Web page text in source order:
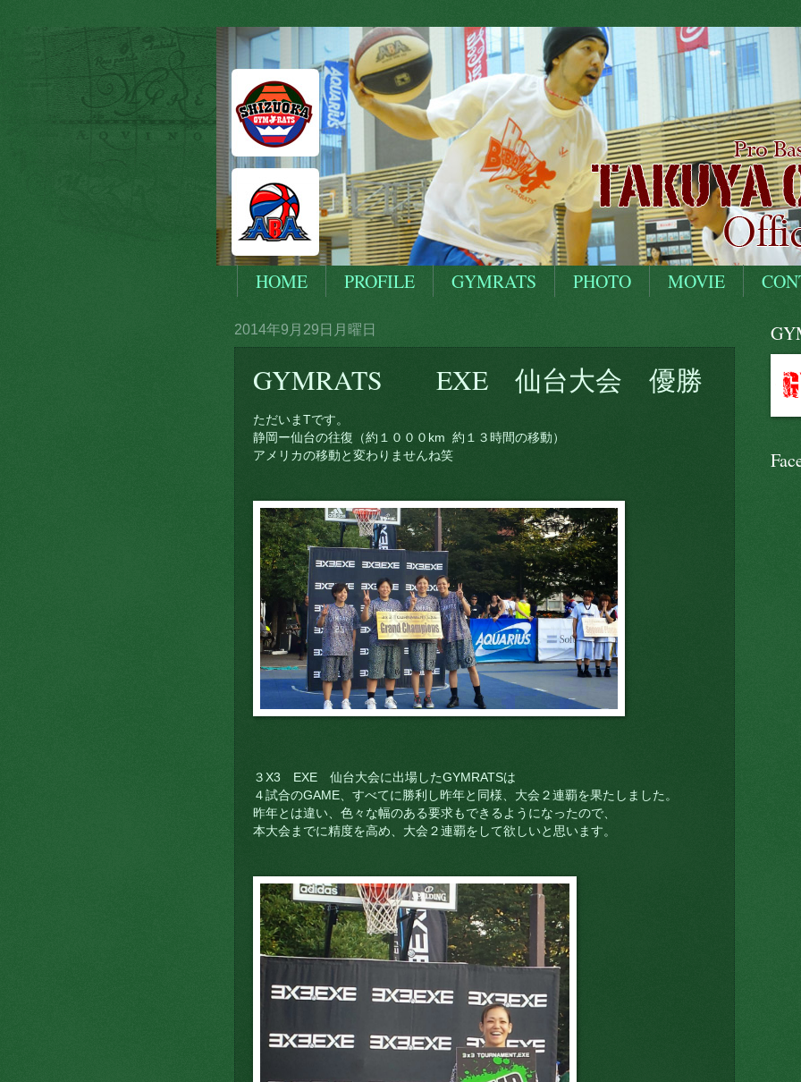
HOME PROFILE GYMRATS PHOTO MOVIE
2014年9月29日月曜日
GYMRATS EXE 仙台大会 優勝
ただいまTです。
静岡ー仙台の往復（約１０００km 約１３時間の移動）
アメリカの移動と変わりませんね笑
３X3 EXE 仙台大会に出場したGYMRATSは
４試合のGAME、すべてに勝利し昨年と同様、大会２連覇を果たしました。
昨年とは違い、色々な幅のある要求もできるようになったので、
本大会までに精度を高め、大会２連覇をして欲しいと思います。